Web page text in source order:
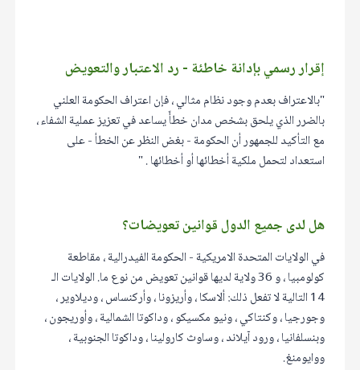
إقرار رسمي بإدانة خاطئة - رد الاعتبار والتعويض
"بالاعتراف بعدم وجود نظام مثالي ، فإن اعتراف الحكومة العلني
بالضرر الذي يلحق بشخص مدان خطأً يساعد في تعزيز عملية الشفاء ،
مع التأكيد للجمهور أن الحكومة - بغض النظر عن الخطأ - على
استعداد لتحمل ملكية أخطائها أو أخطائها . "
هل لدى جميع الدول قوانين تعويضات؟
في الولايات المتحدة الامريكية - الحكومة الفيدرالية ، مقاطعة
كولومبيا ، و 36 ولاية لديها قوانين تعويض من نوع ما. الولايات الـ
14 التالية لا تفعل ذلك: ألاسكا ، وأريزونا ، وأركنساس ، وديلاوير ،
وجورجيا ، وكنتاكي ، ونيو مكسيكو ، وداكوتا الشمالية ، وأوريجون ،
وبنسلفانيا ، ورود آيلاند ، وساوث كارولينا ، وداكوتا الجنوبية ،
ووايومنغ.